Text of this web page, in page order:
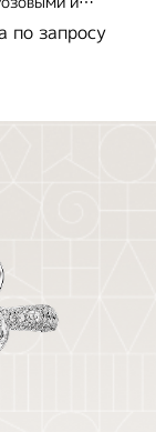
R0256-
по запросу